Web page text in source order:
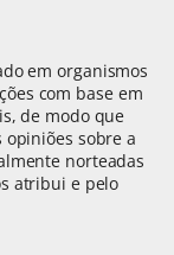
em organismos
com base em
de modo que
sobre a
norteadas
atribui e pelo